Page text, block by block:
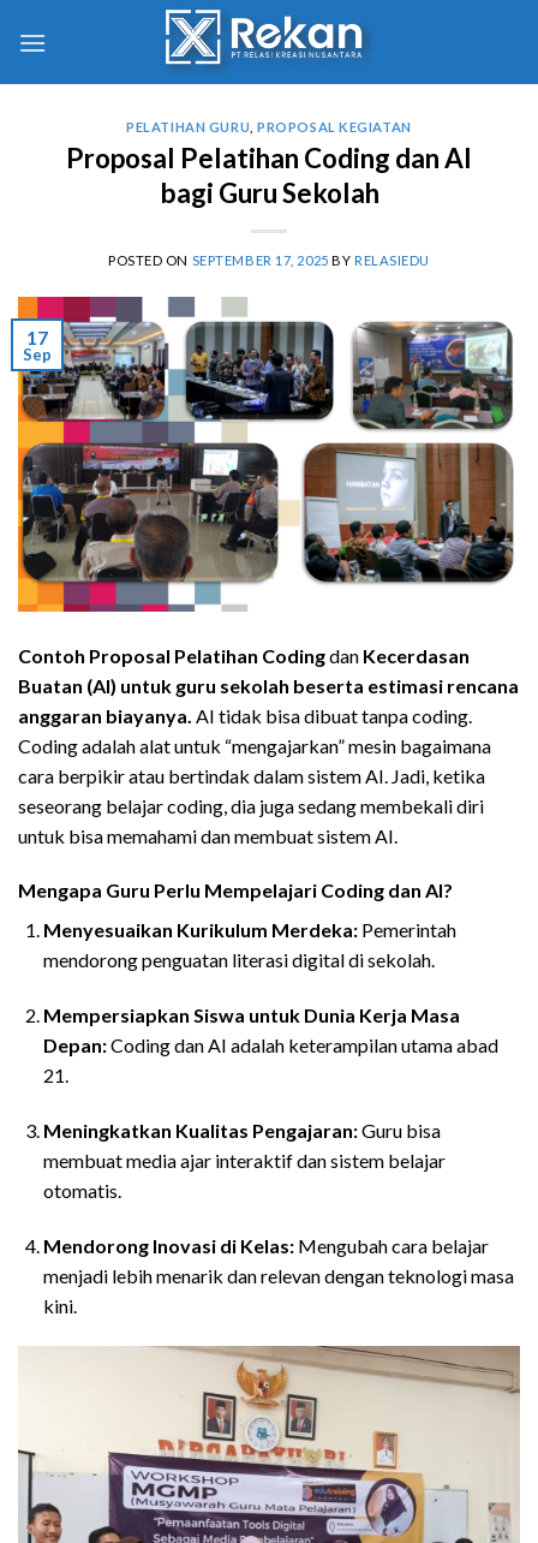
PELATIHAN GURU ,PROPOSAL KEGIATAN
Proposal Pelatihan Coding dan AI
bagi Guru Sekolah
POSTED ON SEPTEMBER 17, 2025 BY RELASIEDU
17
Sep
Contoh Proposal Pelatihan Codingdan Kecerdasan
Buatan (AI) untuk guru sekolah beserta estimasi rencana
anggaran biayanya. AI tidak bisa dibuat tanpa coding.
Coding adalah alat untuk “mengajarkan” mesin bagaimana
cara berpikir atau bertindak dalam sistem AI. Jadi, ketika
seseorang belajar coding, dia juga sedang membekali diri
untuk bisa memahami dan membuat sistem AI.
Mengapa Guru Perlu Mempelajari Coding dan AI?
Menyesuaikan Kurikulum Merdeka:Pemerintah
mendorong penguatan literasi digital di sekolah.
Mempersiapkan Siswa untuk Dunia Kerja Masa
Depan:Coding dan AI adalah keterampilan utama abad
21.
Meningkatkan Kualitas Pengajaran:Guru bisa
membuat media ajar interaktif dan sistem belajar
otomatis.
Mendorong Inovasi di Kelas:Mengubah cara belajar
menjadi lebih menarik dan relevan dengan teknologi masa
kini.